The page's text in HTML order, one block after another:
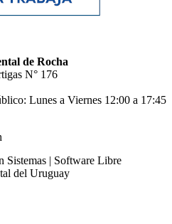
de Rocha
N° 176
Lunes a Viernes 12:00 a 17:45
Sistemas | Software Libre
del Uruguay